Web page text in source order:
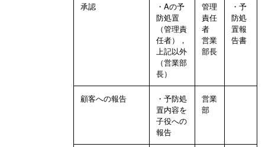
承認
・Aの予
防処置
（管理責
任者），
上記以外
（営業部
長）
管理
責任
者
営業
部長
・予
防処
置報
告書
顧客への報告
・予防処
置内容を
子役への
報告
営業
部